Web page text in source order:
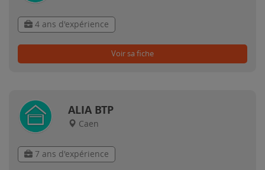
4 ans d'expérience
Voir sa fiche
ALIA BTP
Caen
7 ans d'expérience